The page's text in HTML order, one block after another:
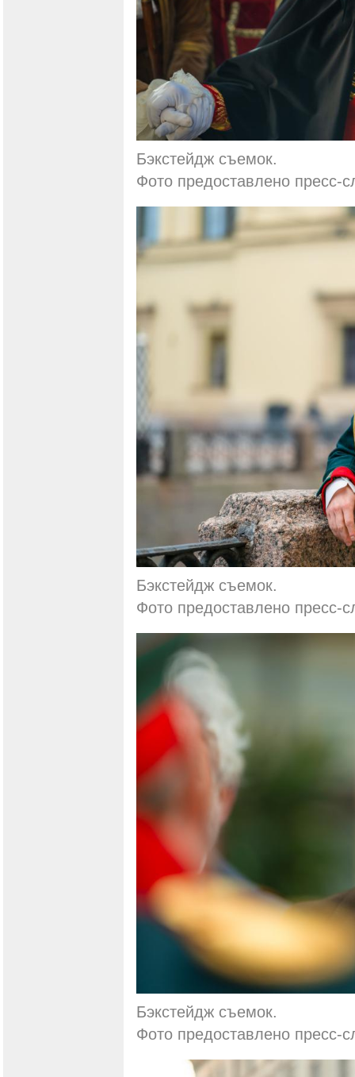
Бэкстейдж съемок.
Фото предоставлено пресс-
Бэкстейдж съемок.
Фото предоставлено пресс-
Бэкстейдж съемок.
Фото предоставлено пресс-